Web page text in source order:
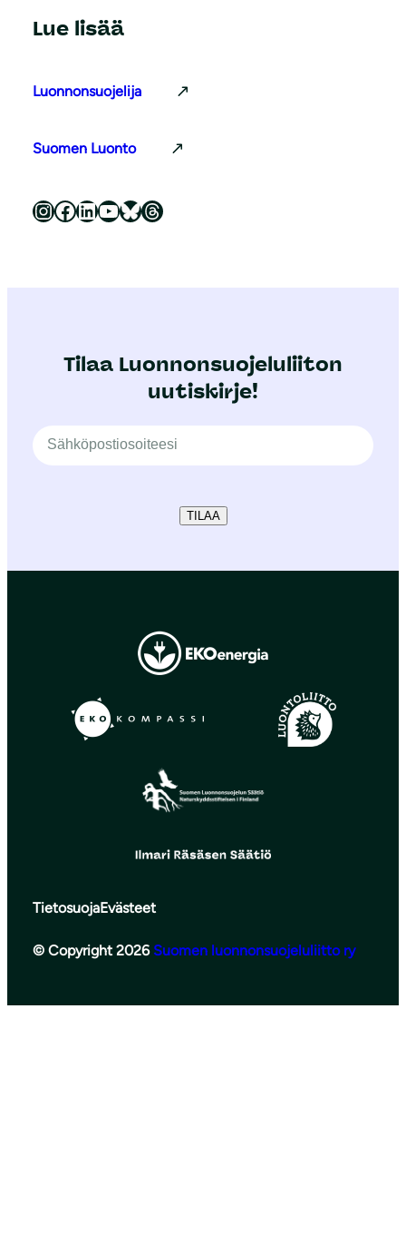
Lue lisää
Luonnonsuojelija
Suomen Luonto
Luonnonsuojeluliitto Instagramissa Luonnonsuojeluliitto Facebookissa Luonnonsuojeluliitto LinkedInissä Luonnonsuojeluliiton YouTube-kanava Luonnonsuojeluliitto Blueskyssa Luonnonsuojeluliitto Threadsissa
Tilaa Luonnonsuojeluliiton
uutiskirje!
TILAA
TietosuojaEvästeet
© Copyright 2026 Suomen luonnonsuojeluliitto ry